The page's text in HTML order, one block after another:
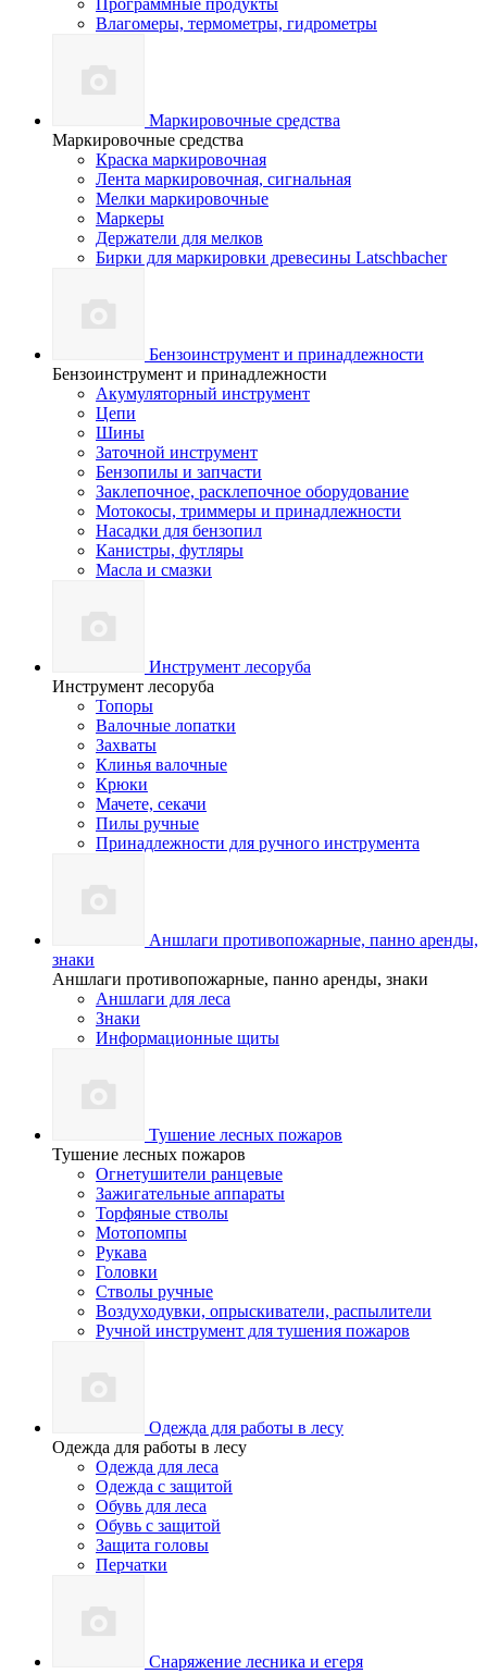
Программные продукты
Влагомеры, термометры, гидрометры
Маркировочные средства
Маркировочные средства
Краска маркировочная
Лента маркировочная, сигнальная
Мелки маркировочные
Маркеры
Держатели для мелков
Бирки для маркировки древесины Latschbacher
Бензоинструмент и принадлежности
Бензоинструмент и принадлежности
Акумуляторный инструмент
Цепи
Шины
Заточной инструмент
Бензопилы и запчасти
Заклепочное, расклепочное оборудование
Мотокосы, триммеры и принадлежности
Насадки для бензопил
Канистры, футляры
Масла и смазки
Инструмент лесоруба
Инструмент лесоруба
Топоры
Валочные лопатки
Захваты
Клинья валочные
Крюки
Мачете, секачи
Пилы ручные
Принадлежности для ручного инструмента
Аншлаги противопожарные, панно аренды,
знаки
Аншлаги противопожарные, панно аренды, знаки
Аншлаги для леса
Знаки
Информационные щиты
Тушение лесных пожаров
Тушение лесных пожаров
Огнетушители ранцевые
Зажигательные аппараты
Торфяные стволы
Мотопомпы
Рукава
Головки
Стволы ручные
Воздуходувки, опрыскиватели, распылители
Ручной инструмент для тушения пожаров
Одежда для работы в лесу
Одежда для работы в лесу
Одежда для леса
Одежда с защитой
Обувь для леса
Обувь с защитой
Защита головы
Перчатки
Снаряжение лесника и егеря